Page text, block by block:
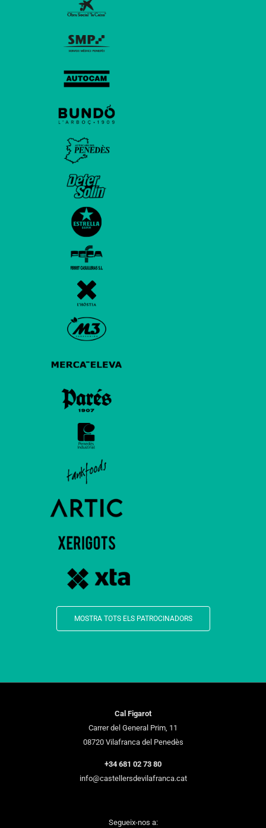
MOSTRA TOTS ELS PATROCINADORS
Cal Figarot
Carrer del General Prim, 11
08720 Vilafranca del Penedès
+34 681 02 73 80
info@castellersdevilafranca.cat
Segueix-nos a: